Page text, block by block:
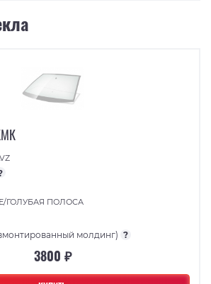
ГОЛУБАЯ ПОЛОСА
молдинг) ?
3800 ₽